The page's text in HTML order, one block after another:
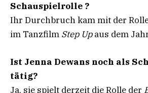
Schauspielrolle ?
Ihr Durchbruch kam mit der
im Tanzfilm Step Upaus dem
Ist Jenna Dewans noch als
tätig?
Ja, sie spielt derzeit die Rolle der